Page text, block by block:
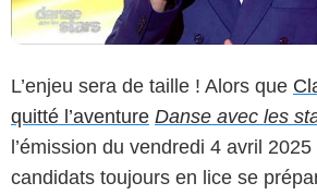
L’enjeu sera de taille ! Alors que
quitté l’aventure Danse avec les
l’émission du vendredi 4 avril
candidats toujours en lice se